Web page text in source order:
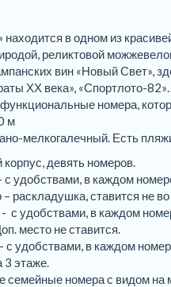
находится в одном из
реликтовой
вин «Новый Свет»,
ХХ века», «Спортлото-
номера,
м
мелкогалечный. Есть
девять номеров.
удобствами, в каждом
раскладушка, ставится не
удобствами, в каждом
место не ставится.
удобствами, в каждом
3 этаже.
номера с видом на